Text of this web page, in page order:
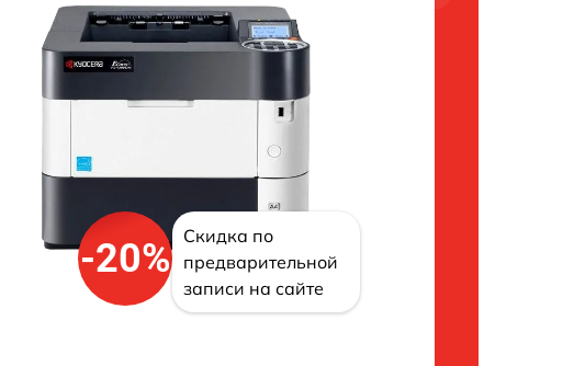
-20%
Скидка по
предварительной
записи на сайте